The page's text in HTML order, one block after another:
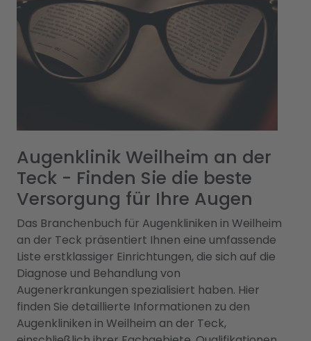
Augenklinik Weilheim an der
Teck - Finden Sie die beste
Versorgung für Ihre Augen
Das Branchenbuch für Augenkliniken in Weilheim
an der Teck präsentiert Ihnen eine umfassende
Liste erstklassiger Einrichtungen, die sich auf die
Diagnose und Behandlung von
Augenerkrankungen spezialisiert haben. Hier
finden Sie detaillierte Informationen zu den
Augenkliniken in Weilheim an der Teck,